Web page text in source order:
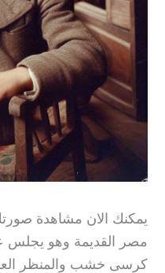
يمكنك الان مشاهدة
مصر القديمة وهو
كرسى خشب والمنظر